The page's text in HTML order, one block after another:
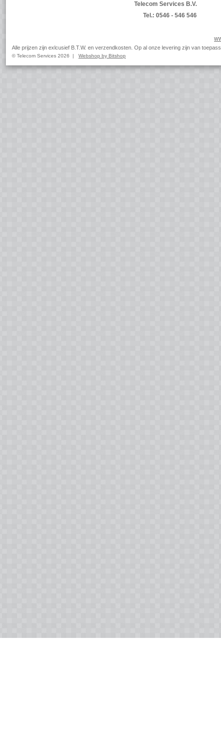
Telecom Services B.V.
Tel.: 0546 - 546 546
Alle prijzen zijn exlcusief B.T.W. en verzendkosten. Op al onze levering zijn van
© Telecom Services 2026 | Webshop by Bitshop